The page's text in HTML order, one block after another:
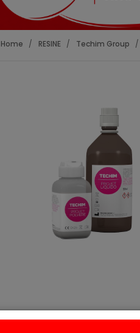
Home RESINE Techim Group